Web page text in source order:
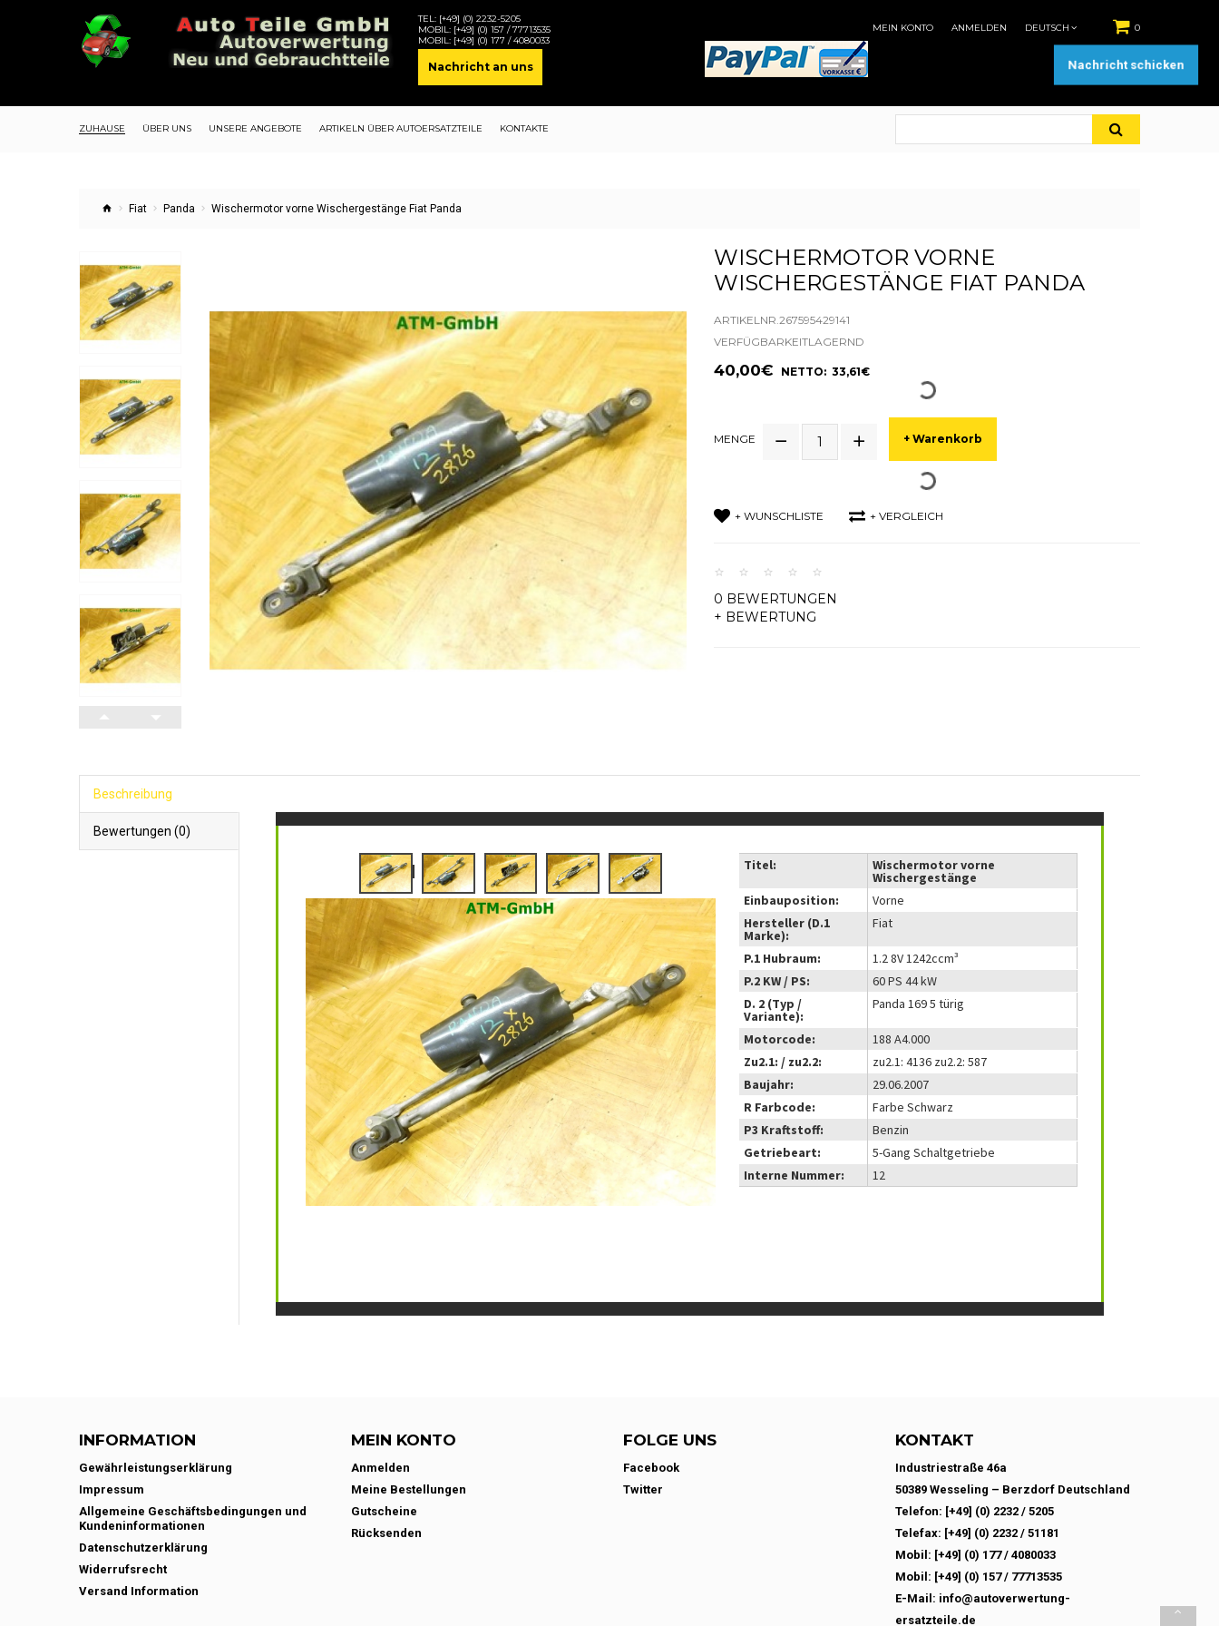
TEL: [+49] (0) 2232-5205
MOBIL: [+49] (0) 157 / 77713535
MOBIL: [+49] (0) 177 / 4080033
Nachricht an uns
0
MEIN KONTO ANMELDEN DEUTSCH
ZUHAUSE ÜBER UNS UNSERE ANGEBOTE ARTIKELN ÜBER AUTOERSATZTEILE KONTAKTE
Fiat Panda Wischermotor vorne Wischergestänge Fiat Panda
WISCHERMOTOR VORNE
WISCHERGESTÄNGE FIAT PANDA
ARTIKELNR.267595429141
VERFÜGBARKEITLAGERND
40,00€ NETTO: 33,61€
MENGE + Warenkorb
+ WUNSCHLISTE + VERGLEICH
0 BEWERTUNGEN
+ BEWERTUNG
Beschreibung
Bewertungen (0)
Titel: Wischermotor vorne
Wischergestänge
Einbauposition:
Vorne
Hersteller (D.1
Marke):
Fiat
P.1 Hubraum:
1.2 8V 1242ccm³
P.2 KW / PS:
60 PS 44 kW
D. 2 (Typ /
Variante):
Panda 169 5 türig
Motorcode:
188 A4.000
Zu2.1: / zu2.2:
zu2.1: 4136 zu2.2: 587
Baujahr:
29.06.2007
R Farbcode:
Farbe Schwarz
P3 Kraftstoff:
Benzin
Getriebeart:
5-Gang Schaltgetriebe
Interne Nummer:
12
INFORMATION
Gewährleistungserklärung
Impressum
Allgemeine Geschäftsbedingungen und
Kundeninformationen
Datenschutzerklärung
Widerrufsrecht
Versand Information
MEIN KONTO
Anmelden
Meine Bestellungen
Gutscheine
Rücksenden
FOLGE UNS
Facebook
Twitter
KONTAKT
Industriestraße 46a
50389 Wesseling – Berzdorf Deutschland
Telefon: [+49] (0) 2232 / 5205
Telefax: [+49] (0) 2232 / 51181
Mobil: [+49] (0) 177 / 4080033
Mobil: [+49] (0) 157 / 77713535
E-Mail: info@autoverwertung-
ersatzteile.de
Nachricht schicken